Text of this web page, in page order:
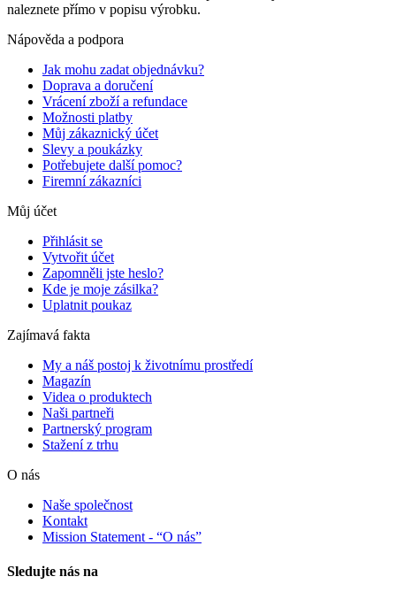
naleznete přímo v popisu výrobku.
Nápověda a podpora
Jak mohu zadat objednávku?
Doprava a doručení
Vrácení zboží a refundace
Možnosti platby
Můj zákaznický účet
Slevy a poukázky
Potřebujete další pomoc?
Firemní zákazníci
Můj účet
Přihlásit se
Vytvořit účet
Zapomněli jste heslo?
Kde je moje zásilka?
Uplatnit poukaz
Zajímavá fakta
My a náš postoj k životnímu prostředí
Magazín
Videa o produktech
Naši partneři
Partnerský program
Stažení z trhu
O nás
Naše společnost
Kontakt
Mission Statement - “O nás”
Sledujte nás na